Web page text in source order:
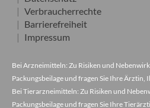
Verbraucherrechte
Barrierefreiheit
Impressum
Bei Arzneimitteln: Zu Risiken und
Packungsbeilage und fragen Sie Ihre
Bei Tierarzneimitteln: Zu Risiken und
Packungsbeilage und fragen Sie Ihre